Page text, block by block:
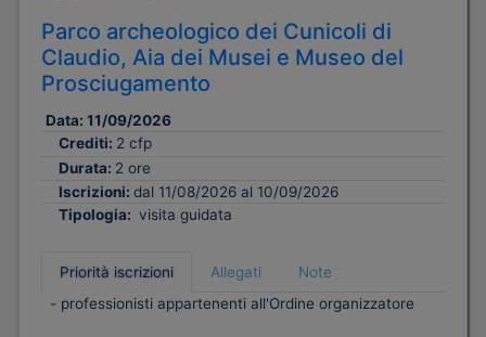
Parco archeologico dei Cunicoli di
Claudio, Aia dei Musei e Museo del
Prosciugamento
Data: 11/09/2026
Crediti: 2 cfp
Durata: 2 ore
Iscrizioni: dal 11/08/2026 al 10/09/2026
Tipologia: visita guidata
Priorità iscrizioni Allegati
Note
- professionisti appartenenti all'Ordine organizzatore